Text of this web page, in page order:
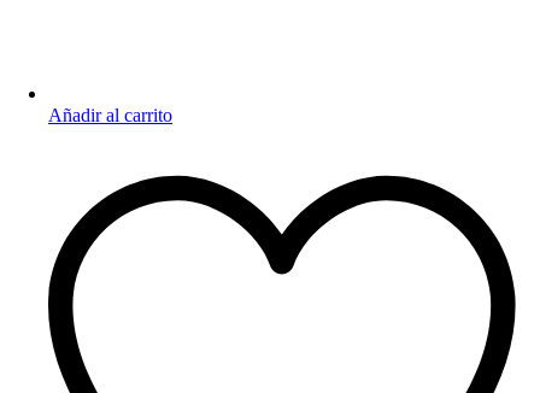
Añadir al carrito